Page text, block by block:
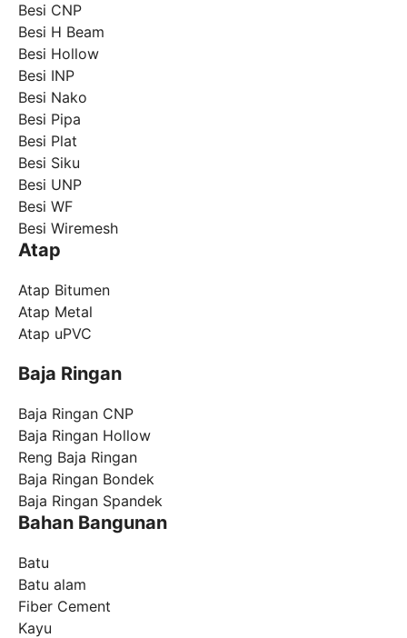
Besi CNP
Besi H Beam
Besi Hollow
Besi INP
Besi Nako
Besi Pipa
Besi Plat
Besi Siku
Besi UNP
Besi WF
Besi Wiremesh
Atap
Atap Bitumen
Atap Metal
Atap uPVC
Baja Ringan
Baja Ringan CNP
Baja Ringan Hollow
Reng Baja Ringan
Baja Ringan Bondek
Baja Ringan Spandek
Bahan Bangunan
Batu
Batu alam
Fiber Cement
Kayu